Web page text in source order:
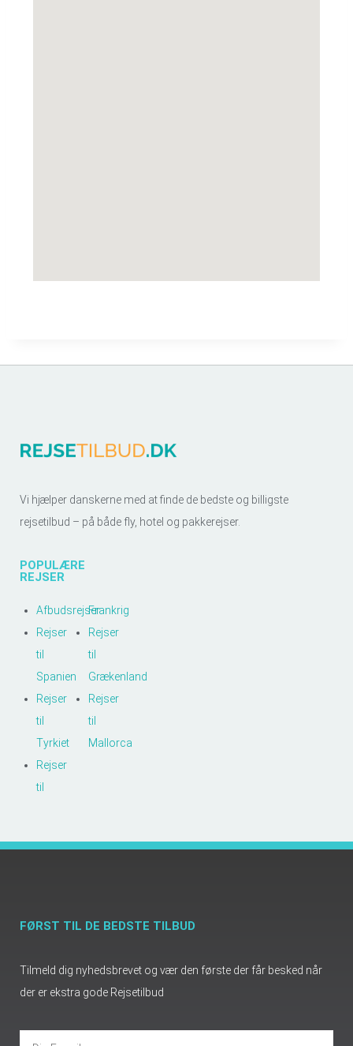
Vi hjælper danskerne med at finde de bedste og billigste
rejsetilbud – på både fly, hotel og pakkerejser.
POPULÆRE
REJSER
Afbudsrejser
Rejser
til
Spanien
Rejser
til
Tyrkiet
Rejser
til
Frankrig
Rejser
til
Grækenland
Rejser
til
Mallorca
FØRST TIL DE BEDSTE TILBUD
Tilmeld dig nyhedsbrevet og vær den første der får besked når
der er ekstra gode Rejsetilbud